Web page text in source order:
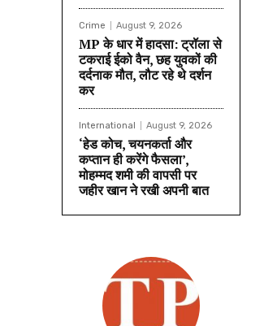
Crime August 9, 2026
MP के धार में हादसा: ट्रॉला से
टकराई ईको वैन, छह युवकों की
दर्दनाक मौत, लौट रहे थे दर्शन
कर
International August 9, 2026
‘हेड कोच, चयनकर्ता और
कप्तान ही करेंगे फैसला’,
मोहम्मद शमी की वापसी पर
जहीर खान ने रखी अपनी बात